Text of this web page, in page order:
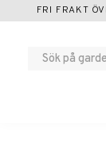
FRI FRAKT